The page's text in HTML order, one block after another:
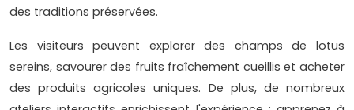
des traditions préservées.
Les visiteurs peuvent explorer des champs de lotus
sereins, savourer des fruits fraîchement cueillis et acheter
des produits agricoles uniques. De plus, de nombreux